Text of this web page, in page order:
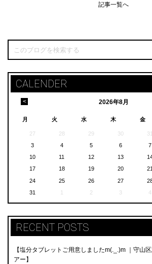
記事一覧へ
CALENDER
2026年8月
<
月 火 水 木 金
27 28 29 30 31
3
4 5 6 7
10
11 12 13
17
18 19 20
24
25 26 27
31
1 2 3 4
RECENT POSTS
【塩分タブレットご用意しましたm(._.)m ｜守山
アー】